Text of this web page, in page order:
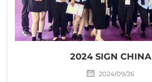
2024 SIGN CHINA
2024/09/26